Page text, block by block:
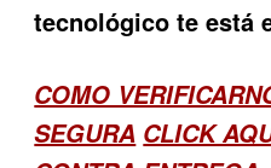
tecnológico te está
COMO
SEGURA CLICK